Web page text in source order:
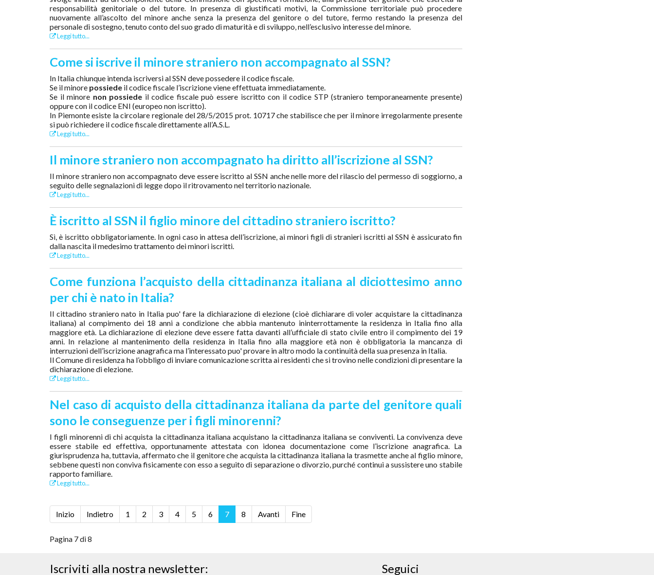
responsabilità genitoriale o del tutore. In presenza di giustificati motivi, la Commissione territoriale può procedere
nuovamente all’ascolto del minore anche senza la presenza del genitore o del tutore, fermo restando la presenza del
personale di sostegno, tenuto conto del suo grado di maturità e di sviluppo, nell’esclusivo interesse del minore.
Leggi tutto...
Come si iscrive il minore straniero non accompagnato al SSN?
In Italia chiunque intenda iscriversi al SSN deve possedere il codice fiscale.
Se il minore possiede il codice fiscale l’iscrizione viene effettuata immediatamente.
Se il minore non possiede il codice fiscale può essere iscritto con il codice STP (straniero temporaneamente presente)
oppure con il codice ENI (europeo non iscritto).
In Piemonte esiste la circolare regionale del 28/5/2015 prot. 10717 che stabilisce che per il minore irregolarmente presente
si può richiedere il codice fiscale direttamente all’A.S.L.
Leggi tutto...
Il minore straniero non accompagnato ha diritto all’iscrizione al SSN?
Il minore straniero non accompagnato deve essere iscritto al SSN anche nelle more del rilascio del permesso di soggiorno, a
seguito delle segnalazioni di legge dopo il ritrovamento nel territorio nazionale.
Leggi tutto...
È iscritto al SSN il figlio minore del cittadino straniero iscritto?
Sì, è iscritto obbligatoriamente. In ogni caso in attesa dell’iscrizione, ai minori figli di stranieri iscritti al SSN è assicurato fin
dalla nascita il medesimo trattamento dei minori iscritti.
Leggi tutto...
Come funziona l’acquisto della cittadinanza italiana al diciottesimo anno
per chi è nato in Italia?
Il cittadino straniero nato in Italia puo' fare la dichiarazione di elezione (cioè dichiarare di voler acquistare la cittadinanza
italiana) al compimento dei 18 anni a condizione che abbia mantenuto ininterrottamente la residenza in Italia fino alla
maggiore età. La dichiarazione di elezione deve essere fatta davanti all’ufficiale di stato civile entro il compimento dei 19
anni. In relazione al mantenimento della residenza in Italia fino alla maggiore età non è obbligatoria la mancanza di
interruzioni dell’iscrizione anagrafica ma l’interessato puo' provare in altro modo la continuità della sua presenza in Italia.
Il Comune di residenza ha l’obbligo di inviare comunicazione scritta ai residenti che si trovino nelle condizioni di presentare la
dichiarazione di elezione.
Leggi tutto...
Nel caso di acquisto della cittadinanza italiana da parte del genitore quali
sono le conseguenze per i figli minorenni?
I figli minorenni di chi acquista la cittadinanza italiana acquistano la cittadinanza italiana se conviventi. La convivenza deve
essere stabile ed effettiva, opportunamente attestata con idonea documentazione come l’iscrizione anagrafica. La
giurisprudenza ha, tuttavia, affermato che il genitore che acquista la cittadinanza italiana la trasmette anche al figlio minore,
sebbene questi non conviva fisicamente con esso a seguito di separazione o divorzio, purché continui a sussistere uno stabile
rapporto familiare.
Leggi tutto...
Inizio Indietro 1 2 3 4 5 6 7 8 Avanti Fine
Pagina 7 di 8
Iscriviti alla nostra newsletter: Seguici